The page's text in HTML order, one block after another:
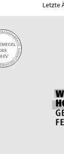
Letzte